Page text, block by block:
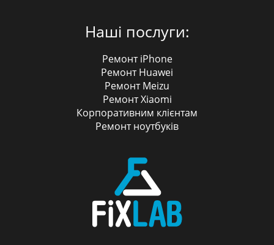
Наші послуги:
Ремонт iPhone
Ремонт Huawei
Ремонт Meizu
Ремонт Xiaomi
Корпоративним клієнтам
Ремонт ноутбуків